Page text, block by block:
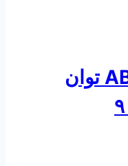
الکتروموتور ABB توان